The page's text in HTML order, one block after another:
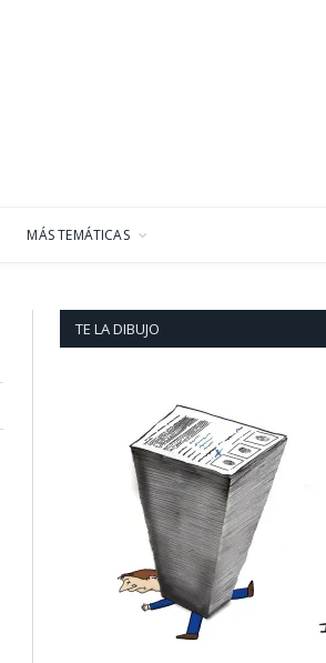
MÁS TEMÁTICAS
TE LA DIBUJO